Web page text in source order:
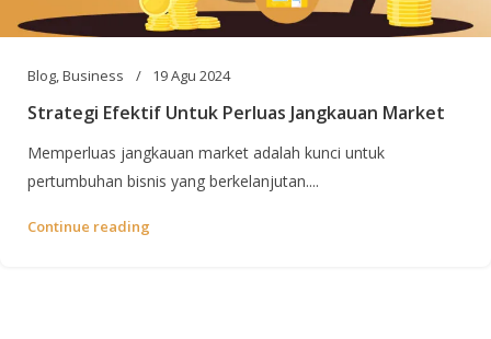
Blog,Business 19 Agu 2024
Strategi Efektif Untuk Perluas Jangkauan Market
Memperluas jangkauan market adalah kunci untuk
pertumbuhan bisnis yang berkelanjutan....
Continue reading